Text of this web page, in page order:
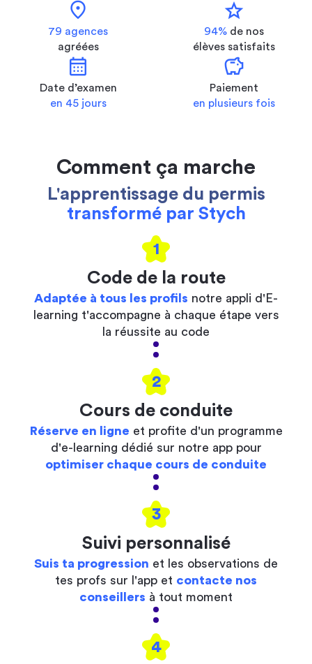
location_on
79 agences
agréées
star
94% de nos
élèves satisfaits
calendar_month
Date d’examen
en 45 jours
savings
Paiement
en plusieurs fois
Comment ça marche
L'apprentissage du permis
transformé par Stych
1
Code de la route
Adaptée à tous les profils notre appli d'E-
learning t'accompagne à chaque étape vers
la réussite au code
2
Cours de conduite
Réserve en ligne et profite d'un programme
d'e-learning dédié sur notre app pour
optimiser chaque cours de conduite
3
Suivi personnalisé
Suis ta progression et les observations de
tes profs sur l'app et contacte nos
conseillers à tout moment
4